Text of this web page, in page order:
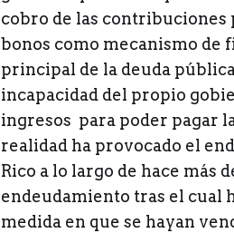
cobro de las contribuciones
bonos como mecanismo
principal de la deuda
incapacidad del propio
ingresos para poder pagar
realidad ha provocado el
Rico a lo largo de hace más
endeudamiento tras el cual
medida en que se hayan